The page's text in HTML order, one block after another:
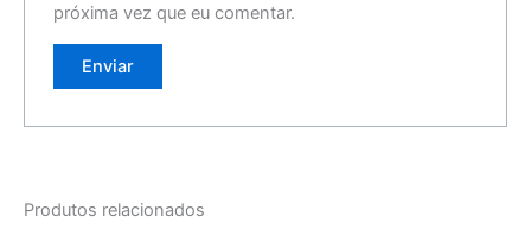
próxima vez que eu comentar.
Produtos relacionados